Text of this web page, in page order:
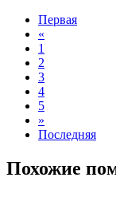
Первая
«
1
2
3
4
5
»
Последняя
Похожие